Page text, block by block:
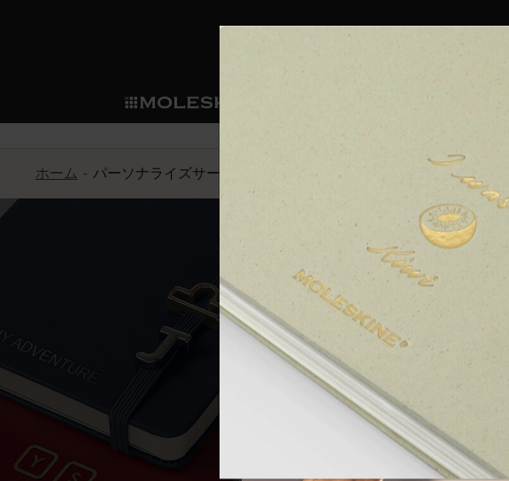
ノートブック
ノート
The
ミニノ
カイエ
セット
パッシ
ダイアリ
パーソ
12カ月
15ヶ月
ウィー
デイリ
マンス
モレスキンスマート
サブカテゴリ
すべて見
スマー
モレス
アプリ
ライティングツール
サブカテゴリ
モレス
Kaweco
ペン &
限定版ノートブック
Reframe
ムーミ
キム・
「
『ロ
カラ
サクラ
芸術と文化
サブカテゴリ
キム・
ン
カサ
バッグ
サブカテゴリ
すべて見
バック
限定版
アート
プロフ
ミニマ
マキシ
健康
趣味を
カント
ション
プライ
Mardi
スマートライティング・シス
スマー
スマー
スマー
モレスキンスマートスマート
とは
アプリ・サービス
サブカテゴリ
Notes
モレス
モレスキ
パ
カスタムダイアリー
カスタムノートブック
和紙テープ
ミニノートブックチャーム
別注＆コーポレートギフト
モレスキンメンバーシップ
我々の歴史
ペンと紙の力
持続可能な創造性
モレスキン Foundation
今すぐメンバー登録
ウェルカムオファー: 次回のご購入時に10% オフと送料
通常特典: パーソナライズの2冊ご購入で1冊無料
バースデー特典: 1回限りの割引（1ヶ月有効）
先行プレビュー: 新作コレクションへの先行アクセス
伝説的なお得情報: 会員限定の特別サプライズ
セールへの早期アクセス: お得な情報をいち早くチェック
モレスキン限定イベント: 優先アクセス
返品期間の延長: 1ヶ月間
アカウントを作成する
ホーム
パーソナライズサービス
スト
カスタマイズ